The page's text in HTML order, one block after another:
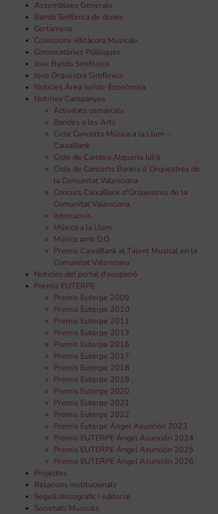
Assemblees Generals
Banda Sinfònica de dones
Certàmens
Coleccions «Bitàcora Musical»
Convocatòries Públiques
Jove Banda Simfònica
Jove Orquestra Simfònica
Noticies Àrea Jurídic-Econòmica
Notícies Campanyes
Activitats comarcals
Bandes a les Arts
Cicle Concerts Música a la Llum –
CaixaBank
Cicle de Cambra Alqueria Julià
Cicle de Concerts Bankia d´Orquestres de
la Comunitat Valenciana
Concurs CaixaBank d'Orquestres de la
Comunitat Valenciana
Intercanvis
Música a la Llum
Músics amb D.O.
Premis CaixaBank al Talent Musical en la
Comunitat Valenciana
Noticies del portal d'ocupació
Premis EUTERPE
Premis Euterpe 2009
Premis Euterpe 2010
Premis Euterpe 2011
Premis Euterpe 2013
Premis Euterpe 2016
Premis Euterpe 2017
Premis Euterpe 2018
Premis Euterpe 2019
Premis Euterpe 2020
Premis Euterpe 2021
Premis Euterpe 2022
Premis Euterpe Ángel Asunción 2023
Premis EUTERPE Ángel Asunción 2024
Premis EUTERPE Ángel Asunción 2025
Premis EUTERPE Ángel Asunción 2026
Projectes
Relacions institucionals
Segell discogràfic i editorial
Societats Musicals